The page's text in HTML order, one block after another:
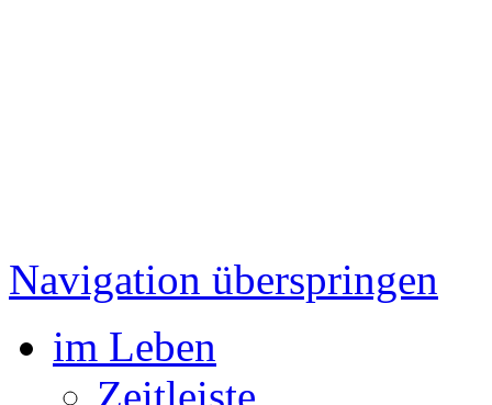
Navigation überspringen
im Leben
Zeitleiste